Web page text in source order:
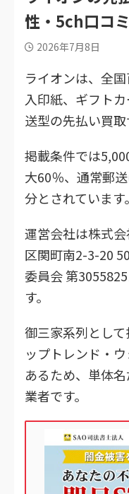
性・5ch口コ
2026年7月8日
ライオンは、全
入印紙、ギフト
送型の先払い買取
掲載条件では
大60％、通常郵
分とされています。
運営会社は株式
区関町南2-3-20
委員会 第
す。
御三家系列とし
ップトレンド・
あるため、単体
業者です。